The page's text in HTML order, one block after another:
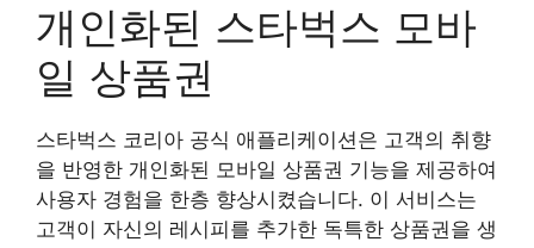
개인화된 스타벅스 모바
일 상품권
스타벅스 코리아 공식 애플리케이션은 고객의 취향
을 반영한 개인화된 모바일 상품권 기능을 제공하여
사용자 경험을 한층 향상시켰습니다. 이 서비스는
고객이 자신의 레시피를 추가한 독특한 상품권을 생